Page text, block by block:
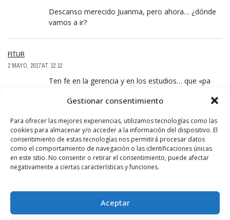
Gestionar consentimiento
Para ofrecer las mejores experiencias, utilizamos tecnologías como las
cookies para almacenar y/o acceder a la información del dispositivo. El
consentimiento de estas tecnologías nos permitirá procesar datos
como el comportamiento de navegación o las identificaciones únicas
en este sitio. No consentir o retirar el consentimiento, puede afectar
negativamente a ciertas características y funciones.
Aceptar
Descanso merecido Juanma, pero ahora… ¿dónde
vamos a ir?
FITUR
2 MAYO, 2017 AT 12:12
Ten fe en la gerencia y en los estudios… que «pa
DIEGO SÁEZ
3 MAYO, 2017 AT 23:25
Padre eres el mejor, me enseñaste todo gracias
por tu dedicación y paciencia, en el futuro quien
sabe…….
3 MAYO, 2017 AT 23:27